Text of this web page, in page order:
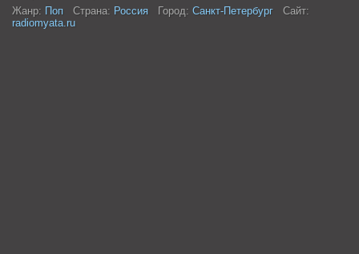
Жанр: Поп Страна: Россия Город: Санкт-Петербург
Сайт:
radiomyata.ru